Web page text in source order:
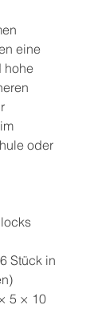
eine
hohe
oder
Stück in
5 × 10